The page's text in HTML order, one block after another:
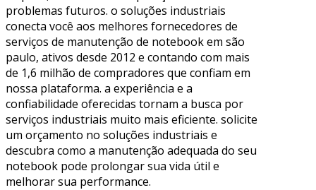
problemas futuros. o soluções industriais
conecta você aos melhores fornecedores de
serviços de manutenção de notebook em são
paulo, ativos desde 2012 e contando com mais
de 1,6 milhão de compradores que confiam em
nossa plataforma. a experiência e a
confiabilidade oferecidas tornam a busca por
serviços industriais muito mais eficiente. solicite
um orçamento no soluções industriais e
descubra como a manutenção adequada do seu
notebook pode prolongar sua vida útil e
melhorar sua performance.